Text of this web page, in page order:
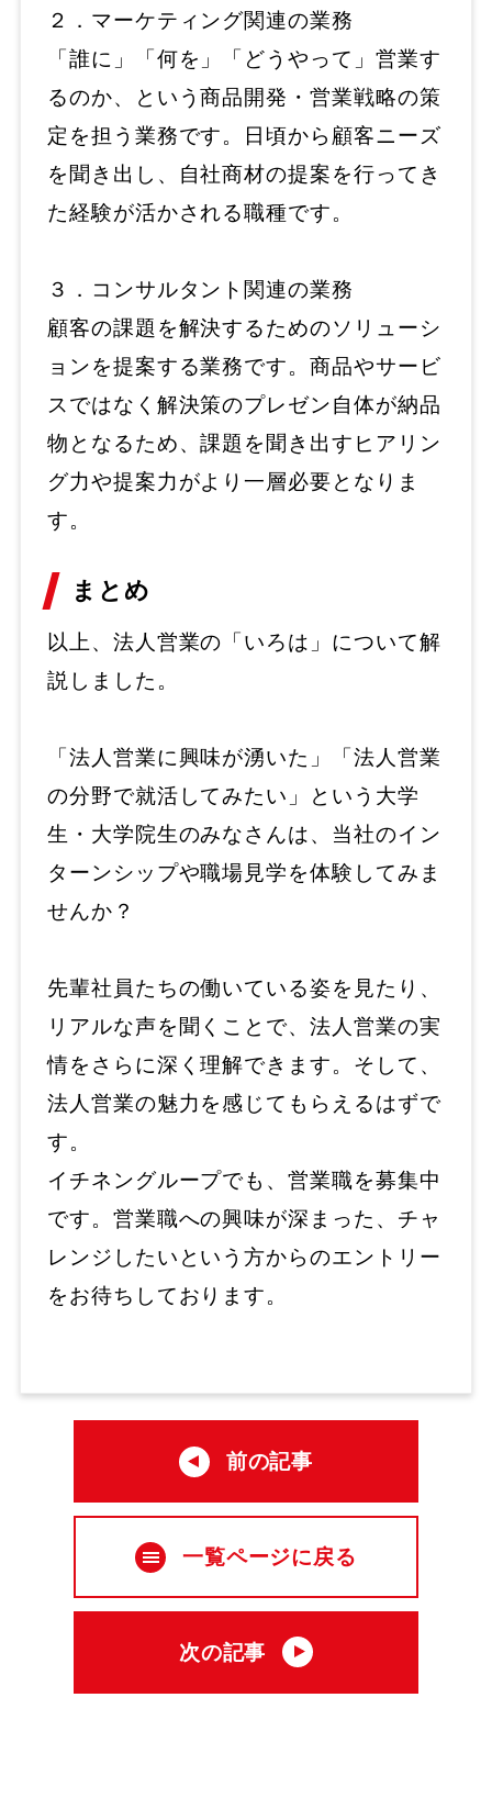
２．マーケティング関連の業務
「誰に」「何を」「どうやって」営業す
るのか、という商品開発・営業戦略の策
定を担う業務です。日頃から顧客ニーズ
を聞き出し、自社商材の提案を行ってき
た経験が活かされる職種です。
３．コンサルタント関連の業務
顧客の課題を解決するためのソリューシ
ョンを提案する業務です。商品やサービ
スではなく解決策のプレゼン自体が納品
物となるため、課題を聞き出すヒアリン
グ力や提案力がより一層必要となりま
す。
まとめ
以上、法人営業の「いろは」について解
説しました。
「法人営業に興味が湧いた」「法人営業
の分野で就活してみたい」という大学
生・大学院生のみなさんは、当社のイン
ターンシップや職場見学を体験してみま
せんか？
先輩社員たちの働いている姿を見たり、
リアルな声を聞くことで、法人営業の実
情をさらに深く理解できます。そして、
法人営業の魅力を感じてもらえるはずで
す。
イチネングループでも、営業職を募集中
です。営業職への興味が深まった、チャ
レンジしたいという方からのエントリー
をお待ちしております。
前の記事
一覧ページに戻る
次の記事